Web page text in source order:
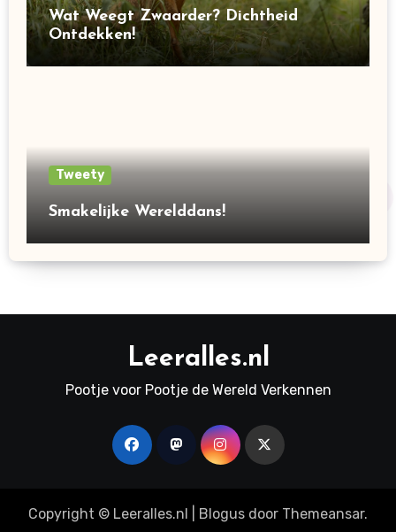
Wat Weegt Zwaarder? Dichtheid
Ontdekken!
Tweety
Smakelijke Werelddans!
Leeralles.nl
Pootje voor Pootje de Wereld Verkennen
Copyright © Leeralles.nl Blogus door Themeansar.